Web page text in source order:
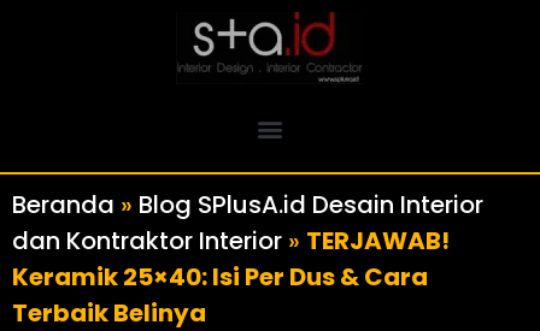
Beranda » Blog SPlusA.id Desain Interior
dan Kontraktor Interior » TERJAWAB!
Keramik 25×40: Isi Per Dus & Cara
Terbaik Belinya